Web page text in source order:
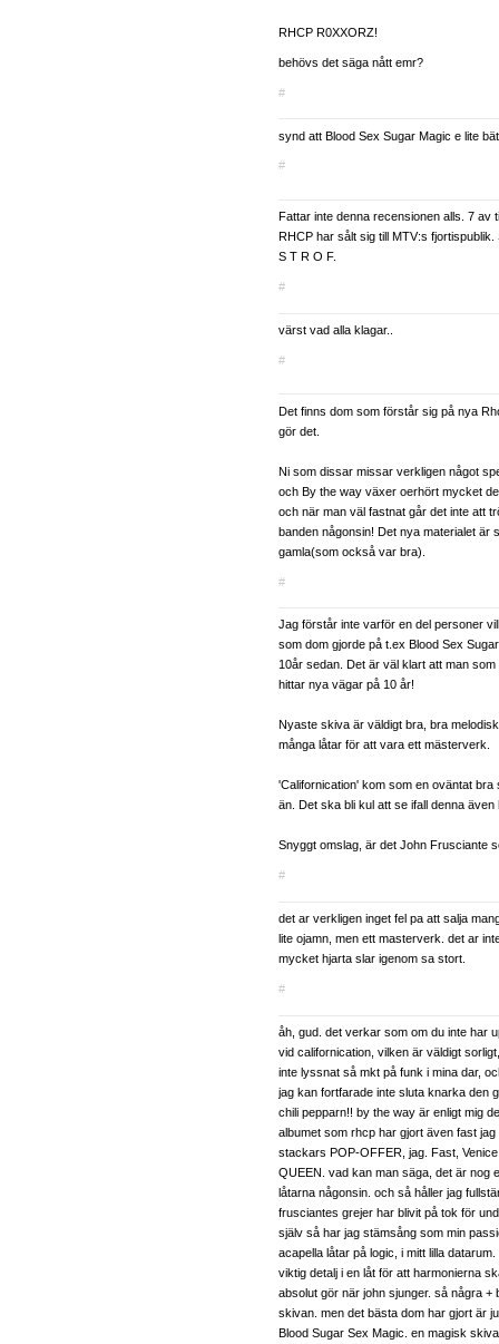
RHCP R0XXORZ!
behövs det säga nått emr?
#
synd att Blood Sex Sugar Magic e lite
#
Fattar inte denna recensionen alls. 7 av
RHCP har sålt sig till MTV:s fjortispublik.
S T R O F.
#
värst vad alla klagar..
#
Det finns dom som förstår sig på nya
gör det.
Ni som dissar missar verkligen något
och By the way växer oerhört mycket
och när man väl fastnat går det inte att
banden någonsin! Det nya materialet är
gamla(som också var bra).
#
Jag förstår inte varför en del personer
som dom gjorde på t.ex Blood Sex
10år sedan. Det är väl klart att man
hittar nya vägar på 10 år!
Nyaste skiva är väldigt bra, bra
många låtar för att vara ett mästerverk.
'Californication' kom som en oväntat bra
än. Det ska bli kul att se ifall denna även
Snyggt omslag, är det John Frusciante
#
det ar verkligen inget fel pa att salja
lite ojamn, men ett masterverk. det ar
mycket hjarta slar igenom sa stort.
#
åh, gud. det verkar som om du inte har
vid californication, vilken är väldigt
inte lyssnat så mkt på funk i mina dar,
jag kan fortfarade inte sluta knarka den
chili pepparn!! by the way är enligt mig
albumet som rhcp har gjort även fast
stackars POP-OFFER, jag. Fast,
QUEEN. vad kan man säga, det är nog
låtarna någonsin. och så håller jag
frusciantes grejer har blivit på tok för
själv så har jag stämsång som min
acapella låtar på logic, i mitt lilla
viktig detalj i en låt för att harmonierna
absolut gör när john sjunger. så några +
skivan. men det bästa dom har gjort är
Blood Sugar Sex Magic. en magisk